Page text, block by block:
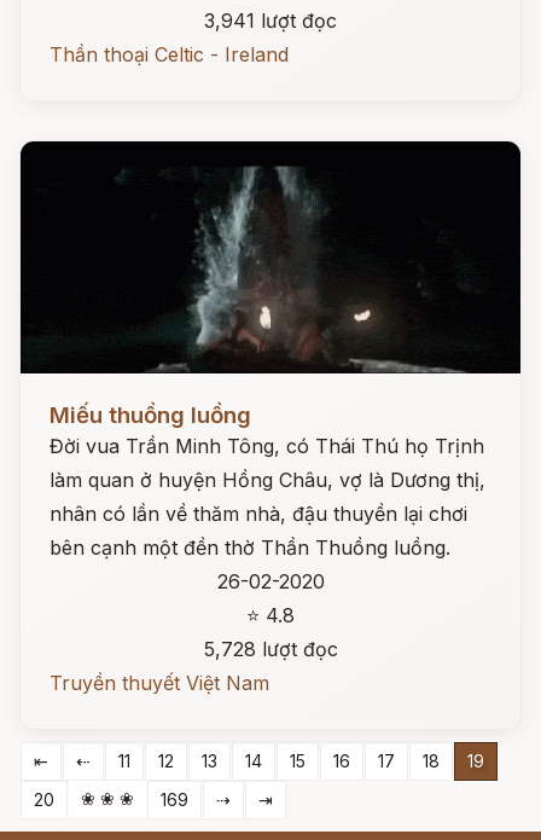
3,941 lượt đọc
Thần thoại Celtic - Ireland
Đọc ngay
Miếu thuồng luồng
Đời vua Trần Minh Tông, có Thái Thú họ Trịnh
làm quan ở huyện Hồng Châu, vợ là Dương thị,
nhân có lần về thăm nhà, đậu thuyền lại chơi
bên cạnh một đền thờ Thần Thuồng luồng.
26-02-2020
⭐ 4.8
5,728 lượt đọc
Truyền thuyết Việt Nam
⇤ ⇠ 11 12 13 14 15 16 17 18
19
20
❀ ❀ ❀ 169 ⇢ ⇥